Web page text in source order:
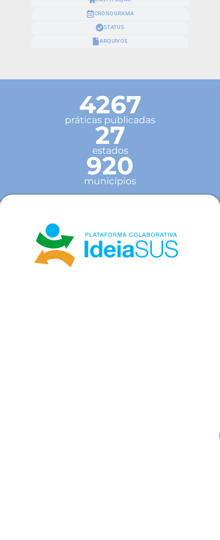
CRONOGRAMA
STATUS
ARQUIVOS
4267
práticas publicadas
27
estados
920
municípios